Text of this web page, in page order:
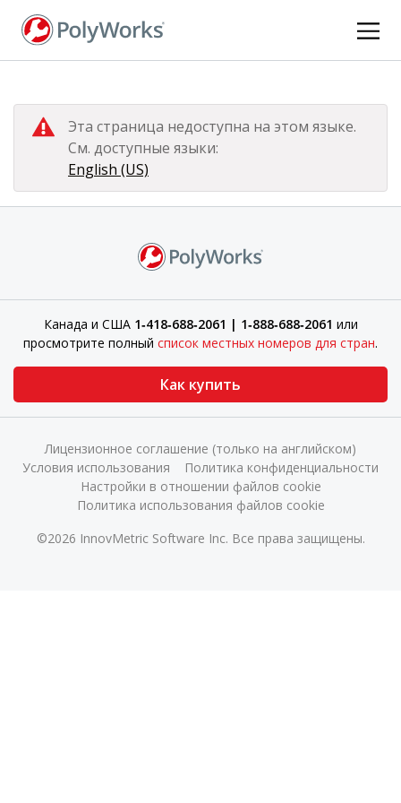
Перейти
Эта страница недоступна на этом языке.
См. доступные языки:
English (US)
Канада и США 1‑418‑688‑2061 | 1‑888‑688‑2061 или
просмотрите полный список местных номеров для стран.
Как купить
©2026 InnovMetric Software Inc. Все права защищены.
Лицензионное соглашение (только на английском)
Условия использования
Политика конфиденциальности
Настройки в отношении файлов cookie
Политика использования файлов cookie